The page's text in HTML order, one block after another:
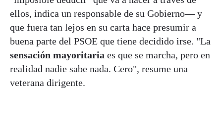
ellos, indica un responsable de su Gobierno— y
que fuera tan lejos en su carta hace presumir a
buena parte del PSOE que tiene decidido irse. "La
sensación mayoritaria es que se marcha, pero en
realidad nadie sabe nada. Cero", resume una
veterana dirigente.